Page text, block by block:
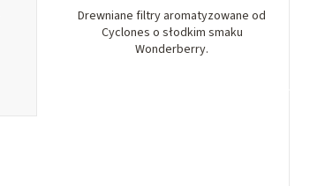
Drewniane filtry aromatyzowane od
Cyclones o słodkim smaku
Wonderberry.